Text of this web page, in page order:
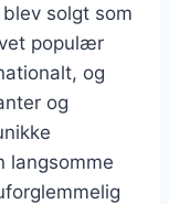
solgt som
populær
og
og
langsomme